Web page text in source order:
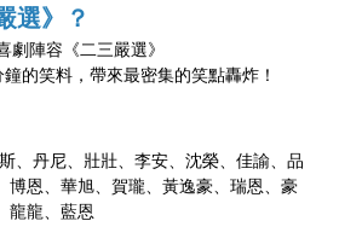
選》？
陣容《二三嚴選》
的笑料，帶來最密集的笑點轟炸！
、丹尼、壯壯、李安、沈榮、佳諭、品
博恩、華旭、賀瓏、黃逸豪、瑞恩、豪
龍龍、藍恩